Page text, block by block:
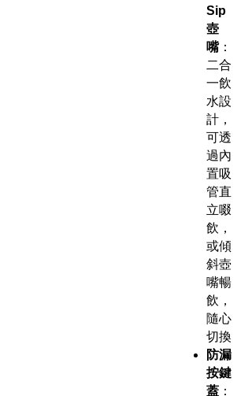
Sip
壺
嘴：
二合
一飲
水設
計，
可透
過內
置吸
管直
立啜
飲，
或傾
斜壺
嘴暢
飲，
隨心
切換
防漏
按鍵
蓋 ：